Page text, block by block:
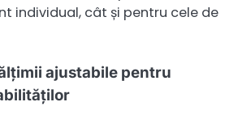
individual, cât și pentru cele de
ajustabile pentru